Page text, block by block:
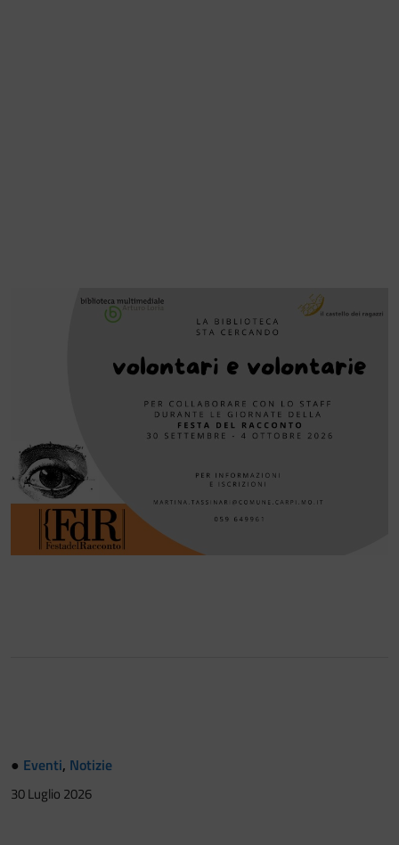
● Eventi, Notizie
30 Luglio 2026